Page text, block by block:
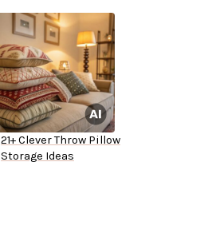
21+ Clever Throw Pillow
Storage Ideas